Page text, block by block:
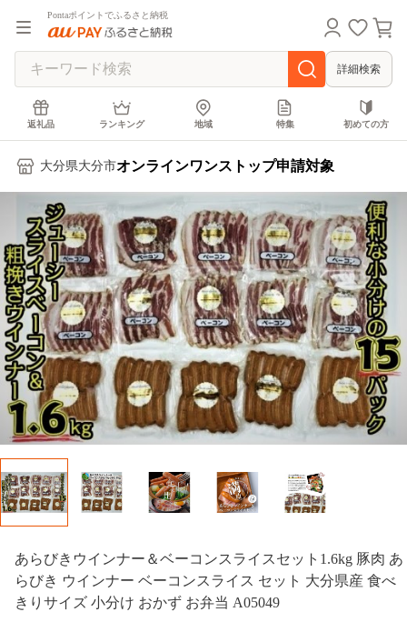
Pontaポイントでふるさと納税
詳細検索
返礼品 ランキング 地域 特集 初めての方
大分県大分市オンラインワンストップ申請対象
あらびきウインナー＆ベーコンスライスセット1.6kg 豚肉 あ
らびき ウインナー ベーコンスライス セット 大分県産 食べ
きりサイズ 小分け おかず お弁当 A05049